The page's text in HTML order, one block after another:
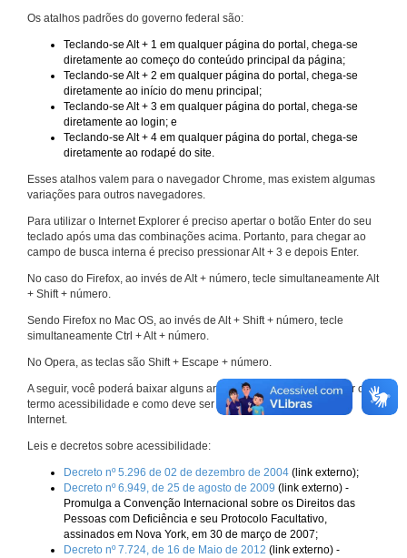
Os atalhos padrões do governo federal são:
Teclando-se Alt + 1 em qualquer página do portal, chega-se
diretamente ao começo do conteúdo principal da página;
Teclando-se Alt + 2 em qualquer página do portal, chega-se
diretamente ao início do menu principal;
Teclando-se Alt + 3 em qualquer página do portal, chega-se
diretamente ao login; e
Teclando-se Alt + 4 em qualquer página do portal, chega-se
diretamente ao rodapé do site.
Esses atalhos valem para o navegador Chrome, mas existem algumas
variações para outros navegadores.
Para utilizar o Internet Explorer é preciso apertar o botão Enter do seu
teclado após uma das combinações acima. Portanto, para chegar ao
campo de busca interna é preciso pressionar Alt + 3 e depois Enter.
No caso do Firefox, ao invés de Alt + número, tecle simultaneamente Alt
+ Shift + número.
Sendo Firefox no Mac OS, ao invés de Alt + Shift + número, tecle
simultaneamente Ctrl + Alt + número.
No Opera, as teclas são Shift + Escape + número.
A seguir, você poderá baixar alguns arquivos que explicam melhor o
termo acessibilidade e como deve ser implementado nos sites da
Internet.
Leis e decretos sobre acessibilidade:
Decreto nº 5.296 de 02 de dezembro de 2004 (link externo);
Decreto nº 6.949, de 25 de agosto de 2009 (link externo) -
Promulga a Convenção Internacional sobre os Direitos das
Pessoas com Deficiência e seu Protocolo Facultativo,
assinados em Nova York, em 30 de março de 2007;
Decreto nº 7.724, de 16 de Maio de 2012 (link externo) -